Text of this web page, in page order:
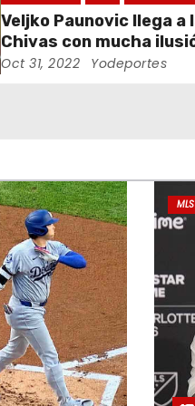
Veljko Paunovic llega a
Chivas con mucha
suficiente?
Oct 31, 2022 Yodeportes
MLS